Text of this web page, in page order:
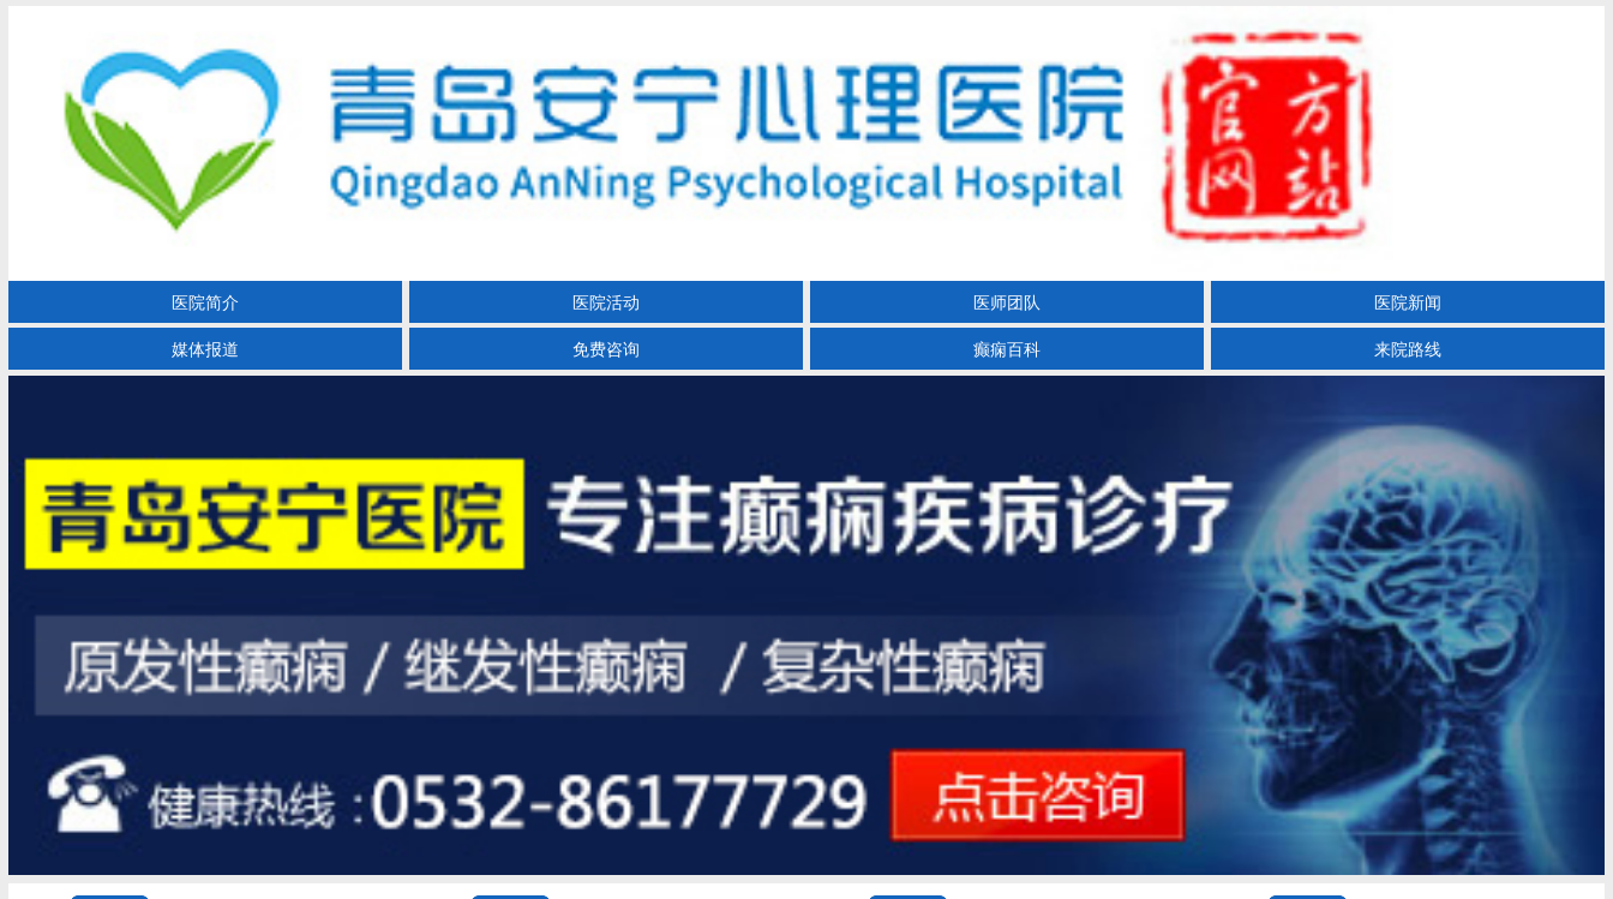
医院简介 医院活动 医师团队 医院新闻
媒体报道 免费咨询 癫痫百科 来院路线